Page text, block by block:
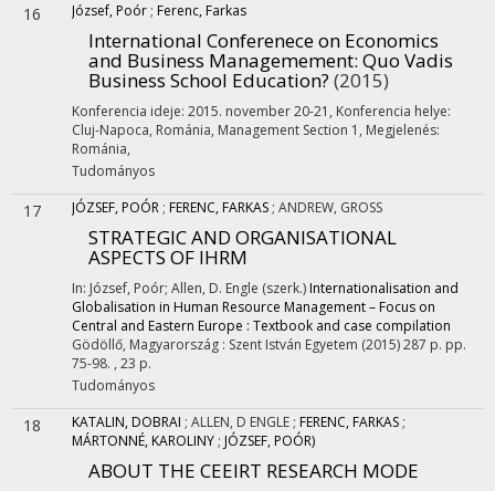
16 József, Poór ; Ferenc, Farkas
International Conferenece on Economics
and Business Managemement: Quo Vadis
Business School Education? (2015)
Konferencia ideje: 2015. november 20-21 , Konferencia helye:
Cluj-Napoca, Románia, Management Section 1 , Megjelenés:
Románia,
Tudományos
17 JÓZSEF, POÓR ; FERENC, FARKAS ; ANDREW, GROSS
STRATEGIC AND ORGANISATIONAL
ASPECTS OF IHRM
In: József, Poór; Allen, D. Engle (szerk.) Internationalisation and
Globalisation in Human Resource Management – Focus on
Central and Eastern Europe : Textbook and case compilation
Gödöllő, Magyarország : Szent István Egyetem (2015)287 p. pp.
75-98. , 23 p.
Tudományos
18 KATALIN, DOBRAI ; ALLEN, D ENGLE ; FERENC, FARKAS ;
MÁRTONNÉ, KAROLINY ; JÓZSEF, POÓR)
ABOUT THE CEEIRT RESEARCH MODE